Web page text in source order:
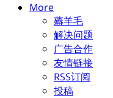
More
薅羊毛
解决问题
广告合作
友情链接
RSS订阅
投稿